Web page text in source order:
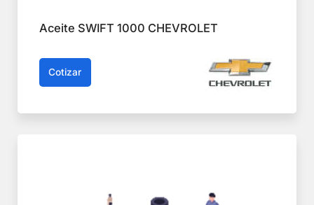
Aceite SWIFT 1000 CHEVROLET
Cotizar